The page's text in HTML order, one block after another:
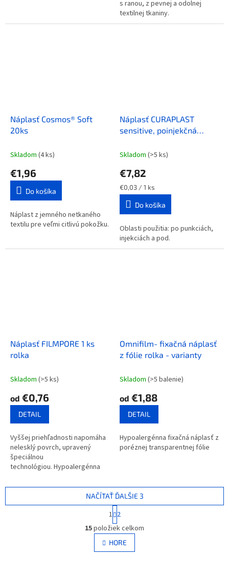
s ranou, z pevnej a odolnej
textilnej tkaniny.
Náplasť Cosmos® Soft
20ks
Skladom (4 ks)
€1,96
Do košíka
Náplast z jemného netkaného
textilu pre veľmi citlivú pokožku.
Náplasť CURAPLAST
sensitive, poinjekčná
Skladom (>5 ks)
€7,82
Jednotková
cena:
€0,03 / 1 ks
Do košíka
Oblasti použitia: po punkciách,
injekciách a pod.
Náplasť FILMPORE 1 ks
rolka
Skladom (>5 ks)
od €0,76
DETAIL
Vyššej priehľadnosti napomáha
nelesklý povrch, upravený
špeciálnou
technológiou. Hypoalergénna
transparentnej fólie, prepúšťa
Omnifilm- fixačná náplasť
z fólie rolka - varianty
Skladom (>5 balenie)
od €1,88
DETAIL
Hypoalergénna fixačná náplasť z
poréznej transparentnej fólie
O
v
l
á
NAČÍTAŤ ĎALŠIE 3
t
r
á
n
k
1 2
15položiek celkom
HORE